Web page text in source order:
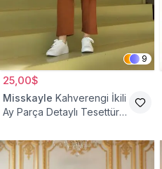
9
25,00$
Misskayle Kahverengi İkili
Ay Parça Detaylı Tesettür